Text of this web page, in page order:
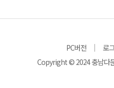
PC버전 로
Copyright © 2024 충남다